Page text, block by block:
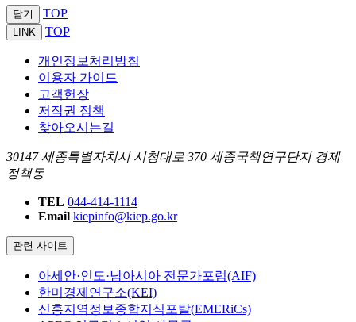
닫기 TOP
LINK TOP
개인정보처리방침
이용자 가이드
고객헌장
저작권 정책
찾아오시는길
30147 세종특별자치시 시청대로 370 세종국책연구단지 경제
정책동
TEL 044-414-1114
Email kiepinfo@kiep.go.kr
관련 사이트
아세안·인도·남아시아 전문가포럼(AIF)
한미경제연구소(KEI)
신흥지역정보종합지식포탈(EMERiCs)